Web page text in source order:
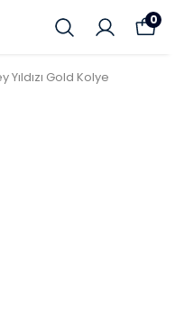
0
Gold Kolye